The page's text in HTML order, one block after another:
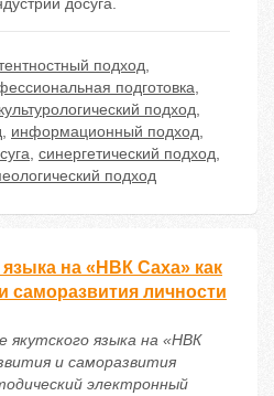
досуга.
подход,
подготовка,
культурологический подход,
, информационный подход,
, синергетический подход,
подход
языка на «НВК Саха» как
саморазвития личности
якутского языка на «НВК
и саморазвития
электронный